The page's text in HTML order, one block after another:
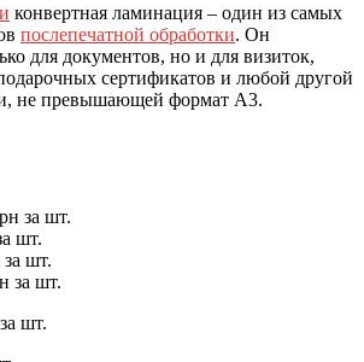
конвертная ламинация – один из самых
послепечатной обработки. Он
для документов, но и для визиток,
сертификатов и любой другой
не превышающей формат А3.
за шт.
шт.
шт.
за шт.
шт.